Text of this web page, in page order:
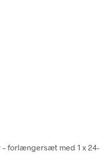
– forlængersæt med 1 x 24-